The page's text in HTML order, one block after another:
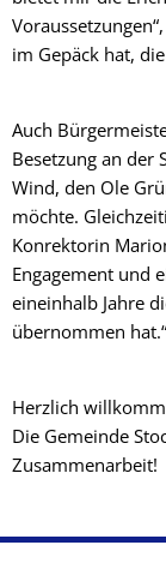
im Gepäck hat,
Auch
Besetzung an der
Wind, den Ole
möchte.
Konrektorin
Engagement und
eineinhalb Jahre
übernommen hat.“
Herzlich
Die Gemeinde
Zusammenarbeit!